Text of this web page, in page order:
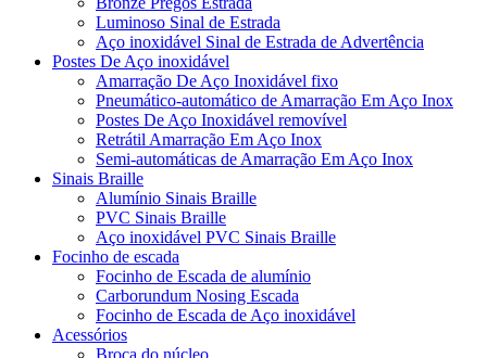
Luminoso Sinal de Estrada
Aço inoxidável Sinal de Estrada de Advertência
Postes De Aço inoxidável
Amarração De Aço Inoxidável fixo
Pneumático-automático de Amarração Em Aço Inox
Postes De Aço Inoxidável removível
Retrátil Amarração Em Aço Inox
Semi-automáticas de Amarração Em Aço Inox
Sinais Braille
Alumínio Sinais Braille
PVC Sinais Braille
Aço inoxidável PVC Sinais Braille
Focinho de escada
Focinho de Escada de alumínio
Carborundum Nosing Escada
Focinho de Escada de Aço inoxidável
Acessórios
Broca do núcleo